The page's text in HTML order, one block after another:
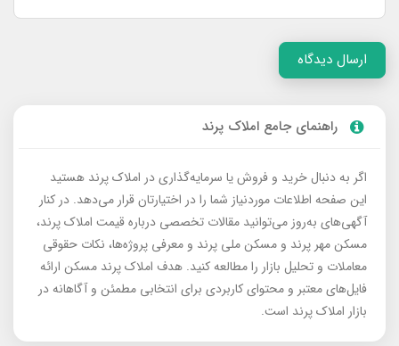
ارسال دیدگاه
راهنمای جامع املاک پرند
اگر به دنبال خرید و فروش یا سرمایه‌گذاری در املاک پرند هستید
این صفحه اطلاعات موردنیاز شما را در اختیارتان قرار می‌دهد. در کنار
آگهی‌های به‌روز می‌توانید مقالات تخصصی درباره قیمت املاک پرند،
مسکن مهر پرند و مسکن ملی پرند و معرفی پروژه‌ها، نکات حقوقی
معاملات و تحلیل بازار را مطالعه کنید. هدف املاک پرند مسکن ارائه
فایل‌های معتبر و محتوای کاربردی برای انتخابی مطمئن و آگاهانه در
بازار املاک پرند است.